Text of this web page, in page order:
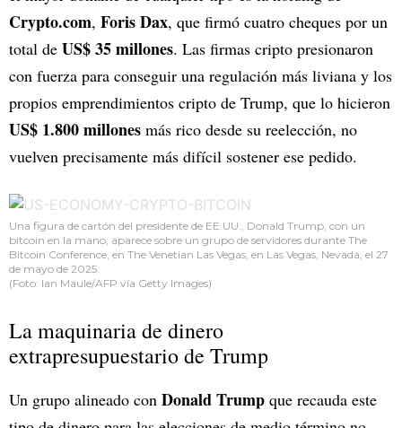
Crypto.com, Foris Dax, que firmó cuatro cheques por un
total de US$ 35 millones. Las firmas cripto presionaron
con fuerza para conseguir una regulación más liviana y los
propios emprendimientos cripto de Trump, que lo hicieron
US$ 1.800 millones más rico desde su reelección, no
vuelven precisamente más difícil sostener ese pedido.
Una figura de cartón del presidente de EE.UU., Donald Trump, con un
bitcoin en la mano, aparece sobre un grupo de servidores durante The
Bitcoin Conference, en The Venetian Las Vegas, en Las Vegas, Nevada, el 27
de mayo de 2025.
(Foto: Ian Maule/AFP vía Getty Images)
La maquinaria de dinero
extrapresupuestario de Trump
Un grupo alineado con Donald Trump que recauda este